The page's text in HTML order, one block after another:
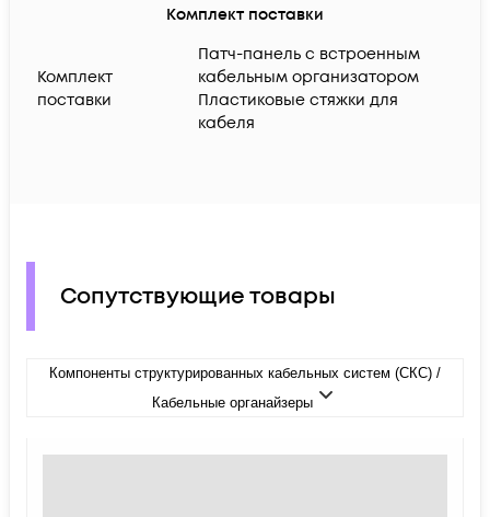
Комплект поставки
Комплект
поставки
Патч-панель с встроенным
кабельным организатором
Пластиковые стяжки для
кабеля
Сопутствующие товары
Компоненты структурированных кабельных систем (СКС) /
Кабельные органайзеры